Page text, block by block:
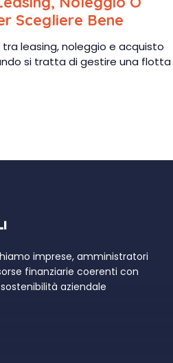
Scegliere Bene
leasing, noleggio e acquisto
si tratta di gestire una flotta
imprese, amministratori
finanziarie coerenti con
aziendale